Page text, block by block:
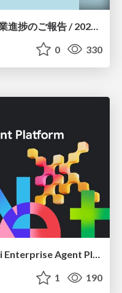
0 330
AI ネイティブな組織に Gemini Enterprise Agent Platform がなぜ必要なのか
1 190